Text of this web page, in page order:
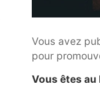
Vous avez
pour
Vous êtes